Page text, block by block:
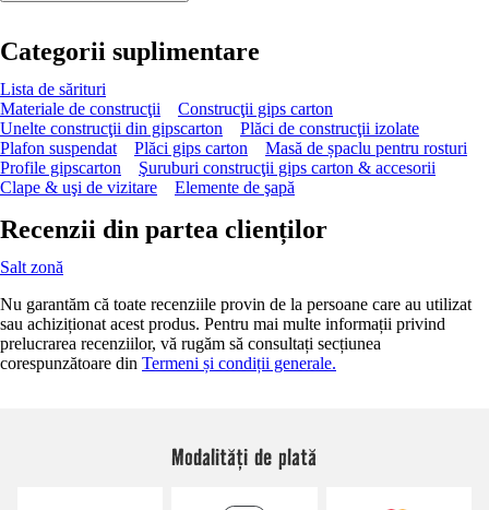
Categorii suplimentare
Lista de sărituri
Materiale de construcţii
Construcţii gips carton
Unelte construcţii din gipscarton
Plăci de construcţii izolate
Plafon suspendat
Plăci gips carton
Masă de șpaclu pentru rosturi
Profile gipscarton
Şuruburi construcţii gips carton & accesorii
Clape & uşi de vizitare
Elemente de şapă
Recenzii din partea clienților
Salt zonă
Nu garantăm că toate recenziile provin de la persoane care au utilizat
sau achiziționat acest produs. Pentru mai multe informații privind
prelucrarea recenziilor, vă rugăm să consultați secțiunea
corespunzătoare din Termeni și condiții generale.
Modalități de plată